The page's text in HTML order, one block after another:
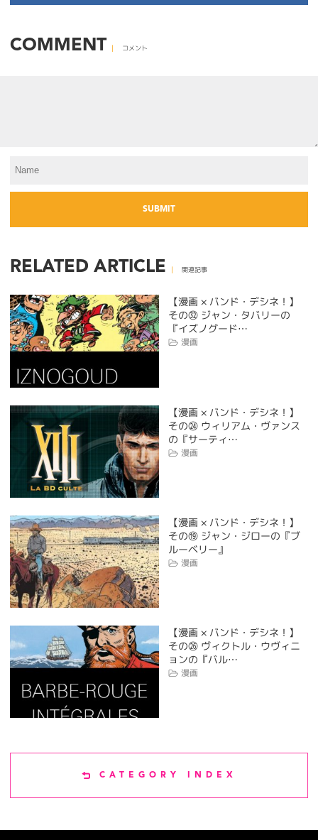
COMMENT コメント
RELATED ARTICLE 関連記事
【漫画 × バンド・デシネ！】
その㉜ ジャン・タバリーの
『イズノグード…
漫画
【漫画 × バンド・デシネ！】
その㉔ ウィリアム・ヴァンス
の『サーティ…
漫画
【漫画 × バンド・デシネ！】
その⑲ ジャン・ジローの『ブ
ルーベリー』
漫画
【漫画 × バンド・デシネ！】
その㉖ ヴィクトル・ウヴィニ
ョンの『バル…
漫画
CATEGORY INDEX